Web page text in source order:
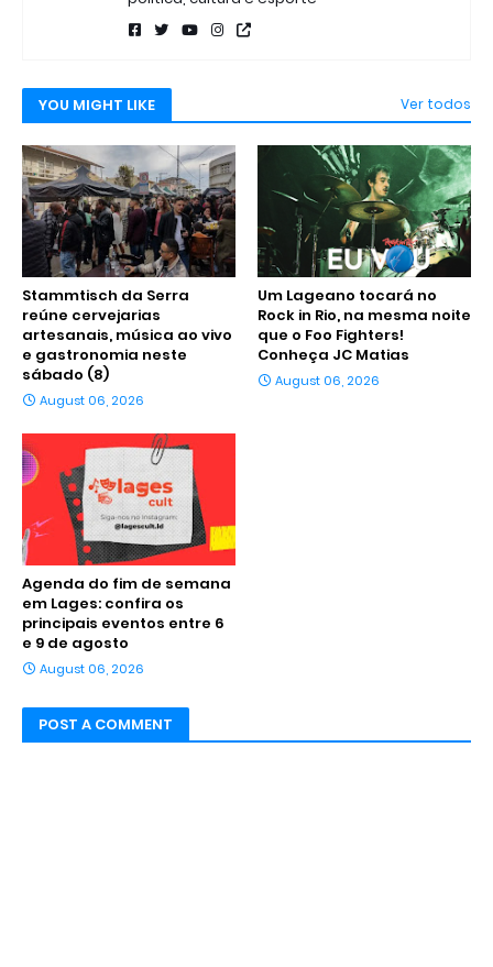
YOU MIGHT LIKE Ver todos
Stammtisch da Serra
reúne cervejarias
artesanais, música ao vivo
e gastronomia neste
sábado (8)
August 06, 2026
Um Lageano tocará no
Rock in Rio, na mesma noite
que o Foo Fighters!
Conheça JC Matias
August 06, 2026
Agenda do fim de semana
em Lages: confira os
principais eventos entre 6
e 9 de agosto
August 06, 2026
POST A COMMENT